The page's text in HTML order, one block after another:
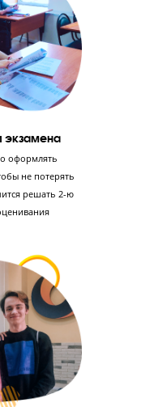
русскому языку
а не
во 2-й части